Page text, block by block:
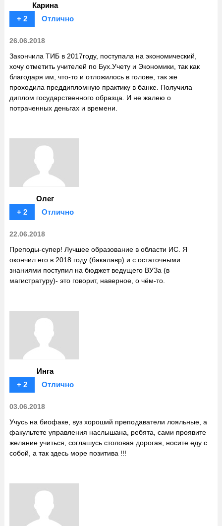
Карина
+ 2
Отлично
26.06.2018
Закончила ТИБ в 2017году, поступала на экономический,
хочу отметить учителей по Бух.Учету и Экономики, так как
благодаря им, что-то и отложилось в голове, так же
проходила преддипломную практику в банке. Получила
диплом государственного образца. И не жалею о
потраченных деньгах и времени.
Олег
+ 2
Отлично
22.06.2018
Преподы-супер! Лучшее образование в области ИС. Я
окончил его в 2018 году (бакалавр) и с остаточными
знаниями поступил на бюджет ведущего ВУЗа (в
магистратуру)- это говорит, наверное, о чём-то.
Инга
+ 2
Отлично
03.06.2018
Учусь на биофаке, вуз хороший преподаватели лояльные, а
факультете управления наслышана, ребята, сами проявите
желание учиться, соглашусь столовая дорогая, носите еду с
собой, а так здесь море позитива !!!